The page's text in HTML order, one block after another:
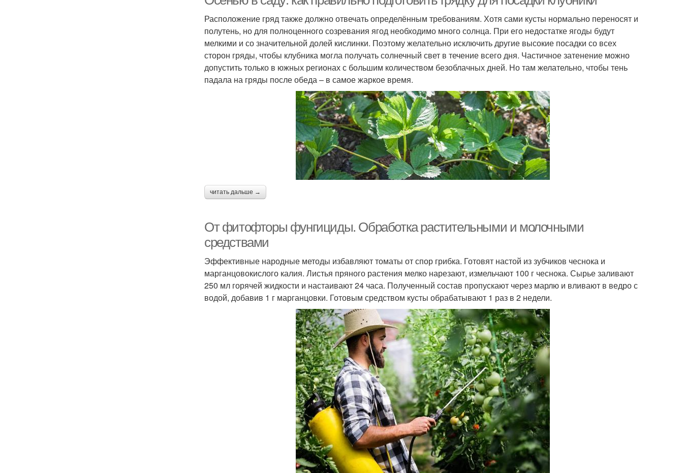
Расположение гряд также должно отвечать определённым требованиям. Хотя сами кусты нормально переносят и
полутень, но для полноценного созревания ягод необходимо много солнца. При его недостатке ягоды будут
мелкими и со значительной долей кислинки. Поэтому желательно исключить другие высокие посадки со всех
сторон гряды, чтобы клубника могла получать солнечный свет в течение всего дня. Частичное затенение можно
допустить только в южных регионах с большим количеством безоблачных дней. Но там желательно, чтобы тень
падала на гряды после обеда – в самое жаркое время.
читать дальше →
От фитофторы фунгициды. Обработка растительными и молочными
средствами
Эффективные народные методы избавляют томаты от спор грибка. Готовят настой из зубчиков чеснока и
марганцовокислого калия. Листья пряного растения мелко нарезают, измельчают 100 г чеснока. Сырье заливают
250 мл горячей жидкости и настаивают 24 часа. Полученный состав пропускают через марлю и вливают в ведро с
водой, добавив 1 г марганцовки. Готовым средством кусты обрабатывают 1 раз в 2 недели.